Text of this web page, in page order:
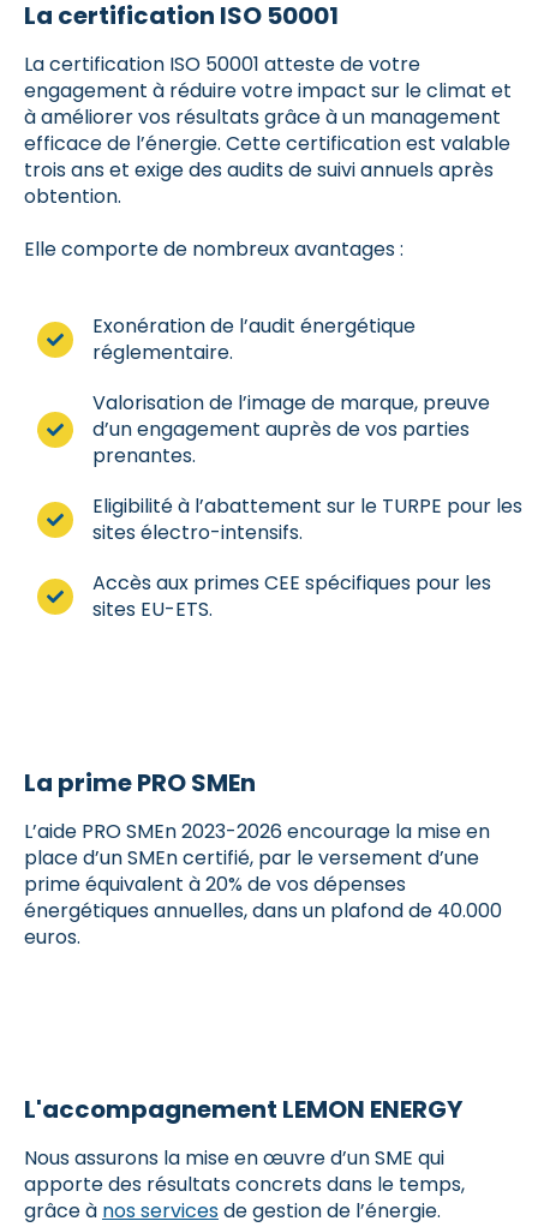
La certification ISO 50001
La certification ISO 50001 atteste de votre
engagement à réduire votre impact sur le climat et
à améliorer vos résultats grâce à un management
efficace de l’énergie. Cette certification est valable
trois ans et exige des audits de suivi annuels après
obtention.
Elle comporte de nombreux avantages :
Exonération de l’audit énergétique
réglementaire.
Valorisation de l’image de marque, preuve
d’un engagement auprès de vos parties
prenantes.
Eligibilité à l’abattement sur le TURPE pour les
sites électro-intensifs.
Accès aux primes CEE spécifiques pour les
sites EU-ETS.
La prime PRO SMEn
L’aide PRO SMEn 2023-2026 encourage la mise en
place d’un SMEn certifié, par le versement d’une
prime équivalent à 20% de vos dépenses
énergétiques annuelles, dans un plafond de 40.000
euros.
L'accompagnement LEMON ENERGY
Nous assurons la mise en œuvre d’un SME qui
apporte des résultats concrets dans le temps,
grâce à nos servicesde gestion de l’énergie.